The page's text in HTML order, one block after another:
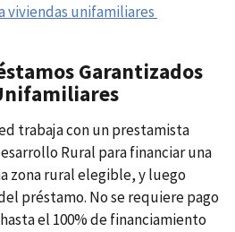
viviendas unifamiliares
Garantizados
trabaja con un prestamista
Rural para financiar una
zona rural elegible, y luego
préstamo. No se requiere pago
el 100% de financiamiento